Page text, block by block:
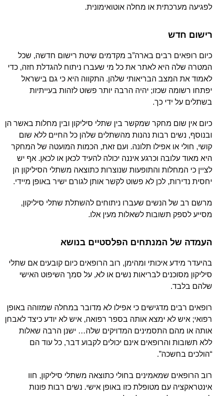
לפגיעה מערכתית או מחלה אוטואימונית.
רישום חדש
כיום רופאים רבים בארה”ב מקדמים שיטת רישום חדשה, שכל
המטרה שלה היא לאתר את כל מי שעברו ניתוח להגדלת חזה, כדי
לאמוד את המצב הבריאותי שלהן. התקווה היא כי גם בישראל
יפתחו רשומה שכזו; יהיה הרבה יותר פשוט לזהות בעייתיות
בשתלים על ידי כך.
כיום אין שום מחקר שמקשר בין שתלי סיליקון ובין מחלות באשר הן
ובנוסף, נשים רבות נהנות מהשתלים שלהן כל החיים ללא שום
קושי, חולי או אפילו תלונה. ועם זאת, הכמות המועטה של המחקר
היא מאוד עלובה וכרגע איננה יכולה להעיד לכאן או לכאן. אף יש
לציין כי המחלות והתופעות שנוצרות כתוצאה משתלי הסיליקון הן
יחסית נדירות, לכן לא פשוט לקשר אותן לגורם ישיר באופן מיידי.
מרשם רב של הנשים שעברו ניתוחים להשתלת שתלי סיליקון,
מסייע לספק תשובות לשאלות מעין אלו.
העמדה של המנתחים הפלסטיים בנושא
בהיעדר מידע איכותי ומהימן, רוב הרופאים כיום קובעים אם שתלי
סיליקון מסוכנים לבריאות נשים או לא, על סמך השיפוט האישי
שלהם בלבד.
רופאים רבים מדגישים כי אפילו לא מדובר במחלה שמזוהה באופן
רפואי; איש לא ימצא אותה בספר רפואה, איש לא יודע כיצד לאבחן
אותה או מהם התסמינים המדויקים שלה… ישנן הרבה שאלות
ללא תשובות והרופאים אינם יכולים לקבוע דבר, כל עוד הם
“הולכים בחשכה”.
רוב הרופאים שמאמינים בחולי כתוצאה משתלי סיליקון, חוו
אינטראקציה עם מטופלת כזו באופן אישי. נשים רבות פונות